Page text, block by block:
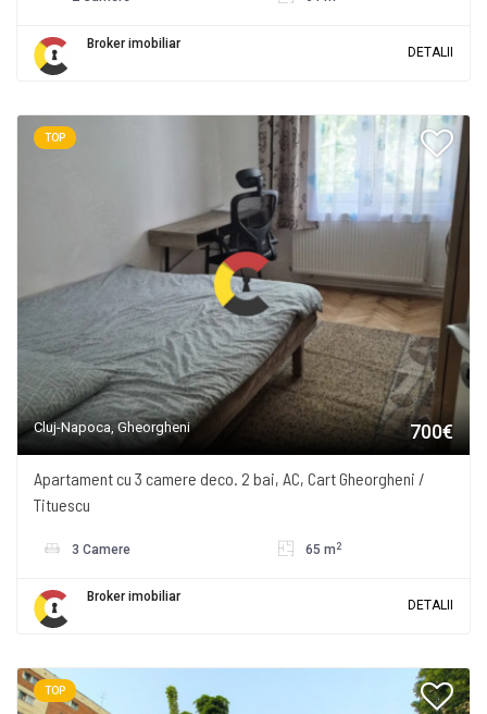
Broker imobiliar
DETALII
TOP
Cluj-Napoca, Gheorgheni 700€
Apartament cu 3 camere deco. 2 bai, AC, Cart Gheorgheni /
Tituescu
3 Camere 65 m 2
Broker imobiliar
DETALII
TOP